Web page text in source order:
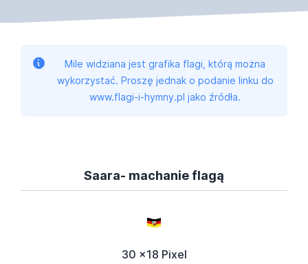
Mile widziana jest grafika flagi, którą można
wykorzystać. Proszę jednak o podanie linku do
www.flagi-i-hymny.pl jako źródła.
Saara- machanie flagą
30 x18 Pixel